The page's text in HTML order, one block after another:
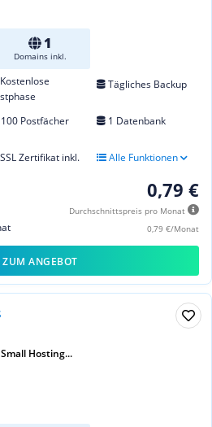
1
Domains inkl.
Tägliches Backup
Postfächer 1 Datenbank
Zertifikat inkl. Alle Funktionen
0,79 €
Durchschnittspreis pro Monat
0,79 €/Monat
ZUM ANGEBOT
Hosting...